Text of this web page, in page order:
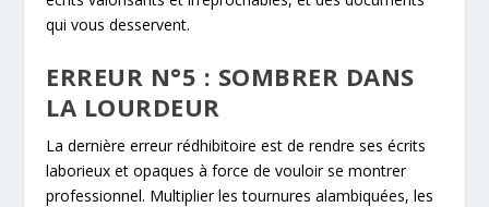
qui vous desservent.
ERREUR N°5 : SOMBRER DANS
LA LOURDEUR
La dernière erreur rédhibitoire est de rendre ses écrits
laborieux et opaques à force de vouloir se montrer
professionnel. Multiplier les tournures alambiquées, les